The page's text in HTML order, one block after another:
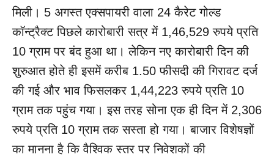
मिली। 5 अगस्त एक्सपायरी वाला 24 कैरेट गोल्ड
कॉन्ट्रैक्ट पिछले कारोबारी सत्र में 1,46,529 रुपये प्रति
10 ग्राम पर बंद हुआ था। लेकिन नए कारोबारी दिन की
शुरुआत होते ही इसमें करीब 1.50 फीसदी की गिरावट दर्ज
की गई और भाव फिसलकर 1,44,223 रुपये प्रति 10
ग्राम तक पहुंच गया। इस तरह सोना एक ही दिन में 2,306
रुपये प्रति 10 ग्राम तक सस्ता हो गया। बाजार विशेषज्ञों
का मानना है कि वैश्विक स्तर पर निवेशकों की